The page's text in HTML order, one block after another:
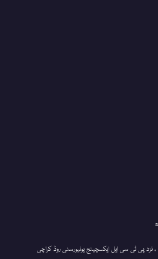
پی ٹی سی ایل ایکسچینج یونیورسٹی روڈ کراچی